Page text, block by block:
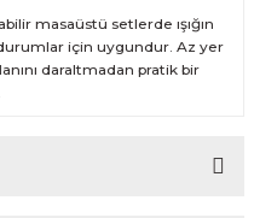
masaüstü setlerde ışığın
için uygundur. Az yer
daraltmadan pratik bir